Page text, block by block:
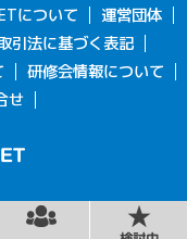
について
運営団体
引法に基づく表記
研修会情報について
せ